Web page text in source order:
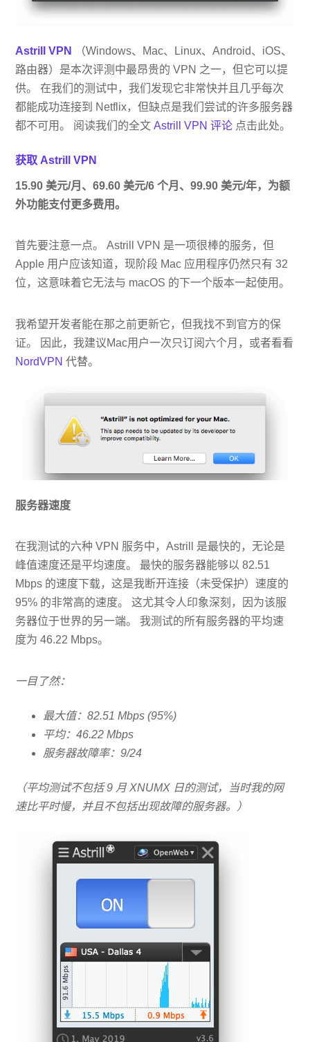
Astrill VPN
（Windows、Mac、Linux、Android、iOS、
路由器）是本次评测中最昂贵的 VPN 之一，但它可以提
供。 在我们的测试中，我们发现它非常快并且几乎每次
都能成功连接到 Netflix，但缺点是我们尝试的许多服务器
都不可用。 阅读我们的全文Astrill VPN 评论 点击此处。
获取 Astrill VPN
15.90 美元/月、69.60 美元/6 个月、99.90 美元/年，为额
外功能支付更多费用。
首先要注意一点。 Astrill VPN 是一项很棒的服务，但
Apple 用户应该知道，现阶段 Mac 应用程序仍然只有 32
位，这意味着它无法与 macOS 的下一个版本一起使用。
我希望开发者能在那之前更新它，但我找不到官方的保
证。 因此，我建议Mac用户一次只订阅六个月，或者看看
NordVPN 代替。
服务器速度
在我测试的六种 VPN 服务中，Astrill 是最快的，无论是
峰值速度还是平均速度。 最快的服务器能够以 82.51
Mbps 的速度下载，这是我断开连接（未受保护）速度的
95% 的非常高的速度。 这尤其令人印象深刻，因为该服
务器位于世界的另一端。 我测试的所有服务器的平均速
度为 46.22 Mbps。
一目了然：
最大值：82.51 Mbps (95%)
平均：46.22 Mbps
服务器故障率：9/24
（平均测试不包括 9 月 XNUMX 日的测试，当时我的网
速比平时慢，并且不包括出现故障的服务器。）